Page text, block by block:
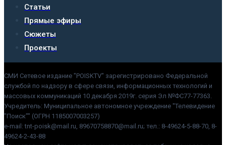
Статьи
Прямые эфиры
Сюжеты
Проекты
СМИ Сетевое издание "POISKTV" зарегистрировано Федеральной
службой по надзору в сфере связи, информационных технологий и
массовых коммуникаций 10 декабря 2019г. серия Эл №ФС77-77363.
Учредитель: Муниципальное автономное учреждение "Телевидение
"Поиск"" (ОГРН 1185007003257)
e-mail: tnt-poisk@mail.ru, 89670758870@mail.ru; тел.: 8-49624-5-88-70, 8-
49624-2-43-88